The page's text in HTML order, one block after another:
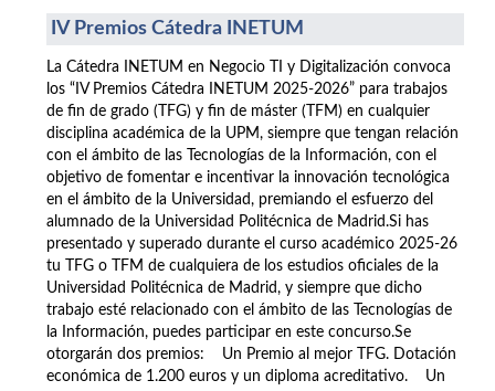
IV Premios Cátedra INETUM
La Cátedra INETUM en Negocio TI y Digitalización convoca
los “IV Premios Cátedra INETUM 2025-2026” para trabajos
de fin de grado (TFG) y fin de máster (TFM) en cualquier
disciplina académica de la UPM, siempre que tengan relación
con el ámbito de las Tecnologías de la Información, con el
objetivo de fomentar e incentivar la innovación tecnológica
en el ámbito de la Universidad, premiando el esfuerzo del
alumnado de la Universidad Politécnica de Madrid.Si has
presentado y superado durante el curso académico 2025-26
tu TFG o TFM de cualquiera de los estudios oficiales de la
Universidad Politécnica de Madrid, y siempre que dicho
trabajo esté relacionado con el ámbito de las Tecnologías de
la Información, puedes participar en este concurso.Se
otorgarán dos premios: Un Premio al mejor TFG. Dotación
económica de 1.200 euros y un diploma acreditativo. Un